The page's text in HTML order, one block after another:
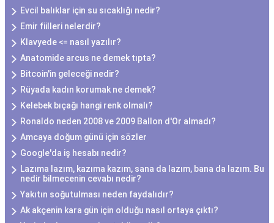
Evcil balıklar için su sıcaklığı nedir?
Emir fiilleri nelerdir?
Klavyede <= nasıl yazılır?
Anatomide arcus ne demek tıpta?
Bitcoin'in geleceği nedir?
Rüyada kadın korumak ne demek?
Kelebek bıçağı hangi renk olmalı?
Ronaldo neden 2008 ve 2009 Ballon d'Or almadı?
Amcaya doğum günü için sözler
Google'da iş hesabı nedir?
Lazıma lazım, kazıma kazım, sana da lazım, bana da lazım. Bu
nedir bilmecenin cevabı nedir?
Yakıtın soğutulması neden faydalıdır?
Ak akçenin kara gün için olduğu nasıl ortaya çıktı?